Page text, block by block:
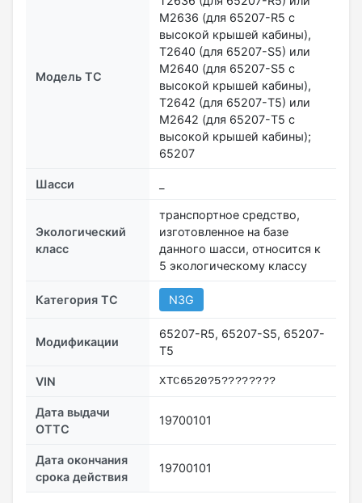
Модель ТС
М2636 (для 65207-R5 с
высокой крышей кабины),
T2640 (для 65207-S5) или
М2640 (для 65207-S5 с
высокой крышей кабины),
T2642 (для 65207-T5) или
М2642 (для 65207-T5 с
высокой крышей кабины);
65207
Шасси
Экологический
класс
транспортное средство,
изготовленное на базе
данного шасси, относится к
5 экологическому классу
Категория ТС N3G
Модификации
65207-R5, 65207-S5, 65207-
Т5
VIN ХTC6520?5????????
Дата выдачи
ОТТС
19700101
Дата окончания
срока действия
19700101